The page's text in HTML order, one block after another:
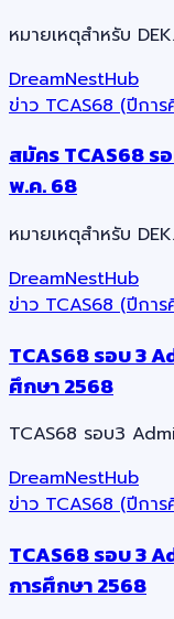
หมายเหตุสำหรับ
DreamNestHub
ข่าว TCAS68 (ปีกา
สมัคร TCAS68 ร
พ.ค. 68
หมายเหตุสำหรับ
DreamNestHub
ข่าว TCAS68 (ปีกา
TCAS68 รอบ 3
ศึกษา 2568
TCAS68 รอบ3
DreamNestHub
ข่าว TCAS68 (ปีกา
TCAS68 รอบ 3
การศึกษา 2568